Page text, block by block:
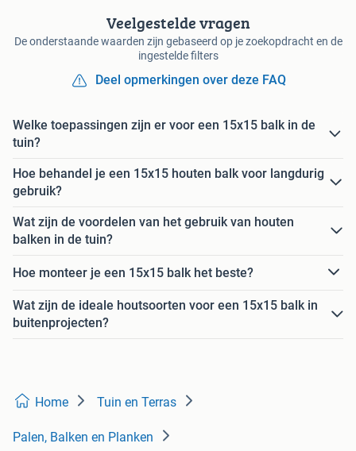
Veelgestelde vragen
De onderstaande waarden zijn gebaseerd op je zoekopdracht en de
ingestelde filters
Deel opmerkingen over deze FAQ
Welke toepassingen zijn er voor een 15x15 balk in de
tuin?
Hoe behandel je een 15x15 houten balk voor langdurig
gebruik?
Wat zijn de voordelen van het gebruik van houten
balken in de tuin?
Hoe monteer je een 15x15 balk het beste?
Wat zijn de ideale houtsoorten voor een 15x15 balk in
buitenprojecten?
Home Tuin en Terras
Palen, Balken en Planken